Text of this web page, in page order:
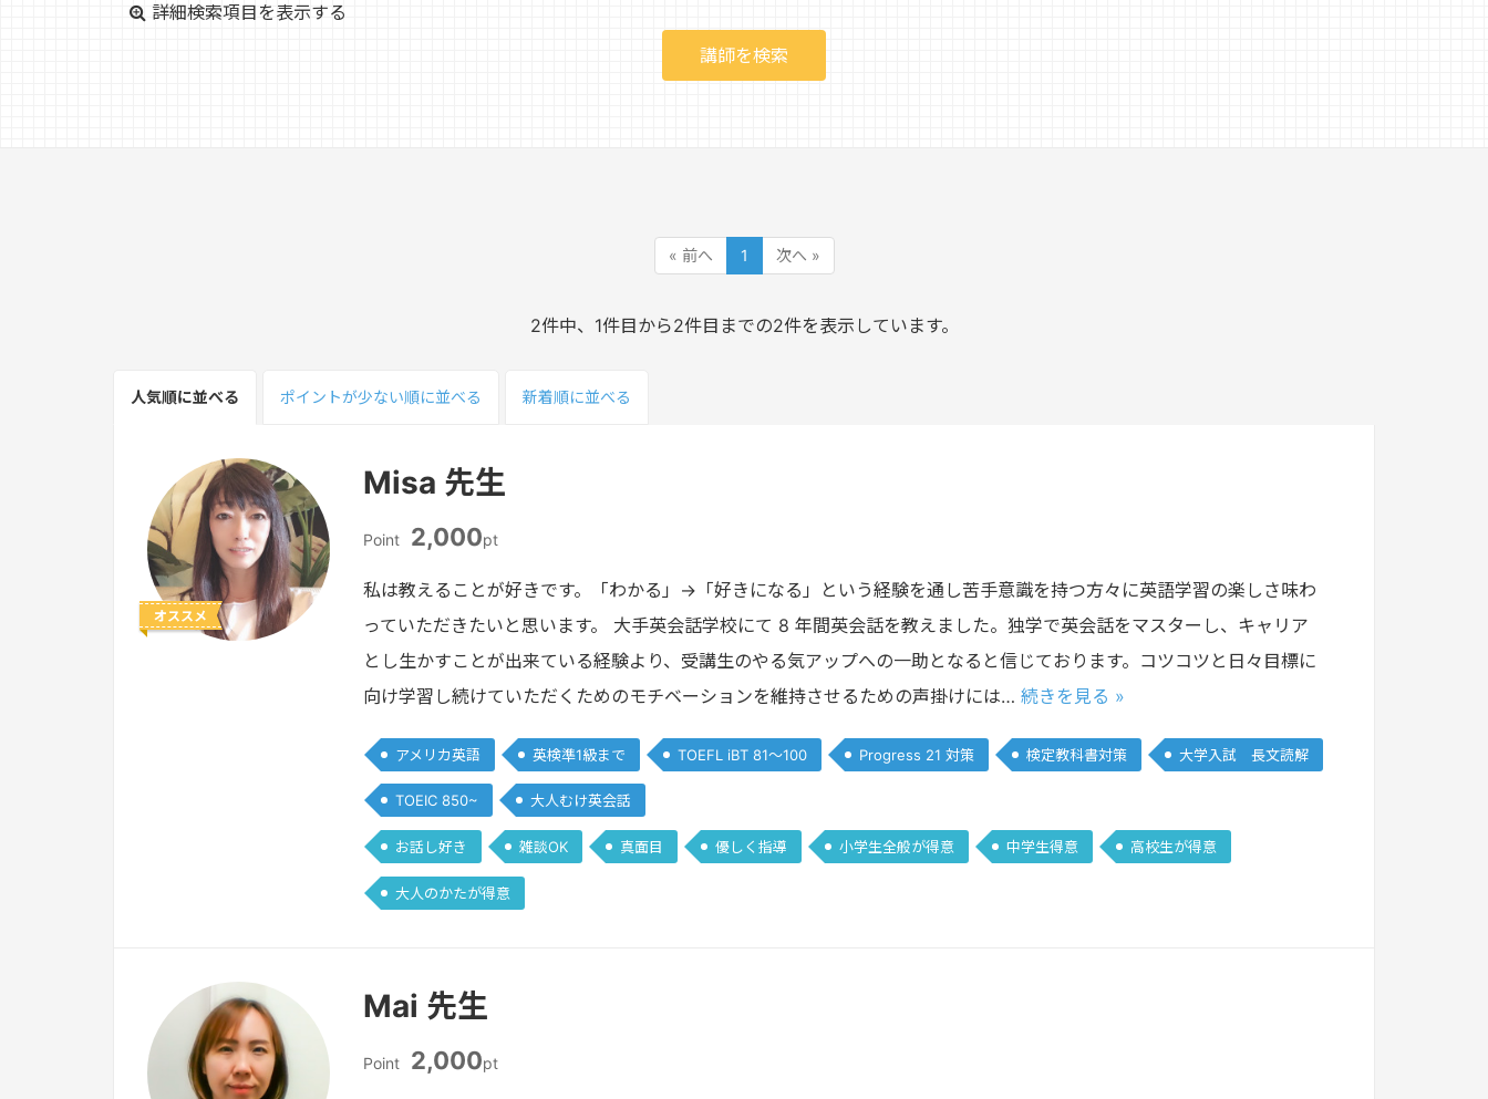
詳細検索項目を表示する
« 前へ 1 次へ »
2件中、1件目から2件目までの2件を表示しています。
人気順に並べる ポイントが少ない順に並べる 新着順に並べる
オススメ
Misa 先生
Point 2,000pt
私は教えることが好きです。「わかる」→「好きになる」という経験を通し苦手意識を持つ方々に英語学習の楽しさ味わ
っていただきたいと思います。 大手英会話学校にて 8 年間英会話を教えました。独学で英会話をマスターし、キャリア
とし生かすことが出来ている経験より、受講生のやる気アップへの一助となると信じております。コツコツと日々目標に
向け学習し続けていただくためのモチベーションを維持させるための声掛けには… 続きを見る »
アメリカ英語 英検準1級まで TOEFL iBT 81～100 Progress 21 対策 検定教科書対策 大学入試 長文読解
TOEIC 850~ 大人むけ英会話
お話し好き 雑談OK 真面目 優しく指導 小学生全般が得意 中学生得意 高校生が得意
大人のかたが得意
Mai 先生
Point 2,000pt